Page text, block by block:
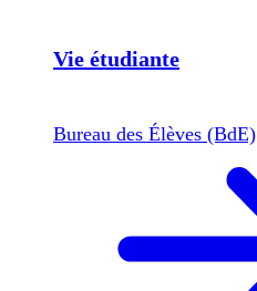
Vie étudiante
Bureau des Élèves (BdE)